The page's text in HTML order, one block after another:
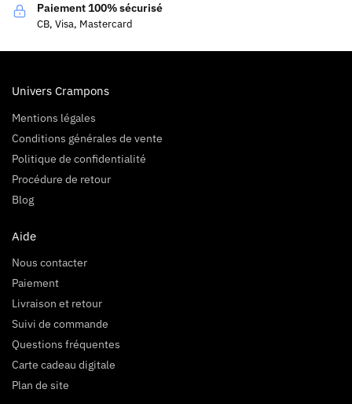
Paiement 100% sécurisé
CB, Visa, Mastercard
Univers Crampons
Mentions légales
Conditions générales de vente
Politique de confidentialité
Procédure de retour
Blog
Aide
Nous contacter
Paiement
Livraison et retour
Suivi de commande
Questions fréquentes
Carte cadeau digitale
Plan de site